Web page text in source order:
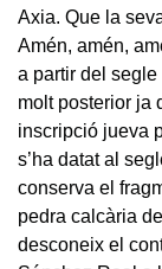
Axia. Que la
Amén, amén,
a partir del segle
molt posterior ja
inscripció jueva
s’ha datat al
conserva el
pedra calcària
desconeix el